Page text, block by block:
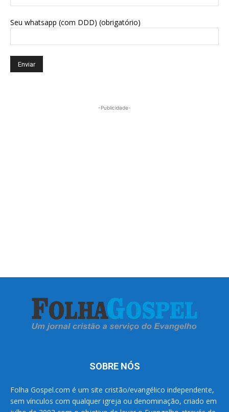
Seu whatsapp (com DDD) (obrigatório)
-Publicidade-
SOBRE NÓS
Folha Gospel.com é um site cristão/evangélico independente,
sem vínculos com qualquer igreja ou denominação, criado em